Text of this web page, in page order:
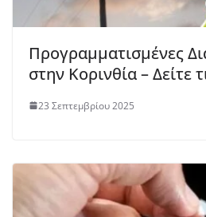
Προγραμματισμένες
στην Κορινθία – Δείτε
23 Σεπτεμβρίου 2025